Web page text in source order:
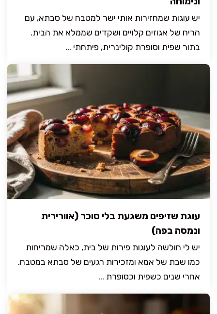
יש עוגות שמחזירות אותי ישר למטבח של סבתא, עם
הריח של אגוזים קלויים ושקדים שממלא את הבית.
בתור שפית וסופרת קולינרית, פיתחתי ...
עוגת שזיפים משגעת בלי סוכר (אוורירית
ונמסה בפה)
יש לי חולשה לעוגות פירות של בית, כאלה שמריחות
כמו שבת של אמא ומזכירות רגעים של סבתא במטבח.
אחרי שנים כשפית וכסופרת ...